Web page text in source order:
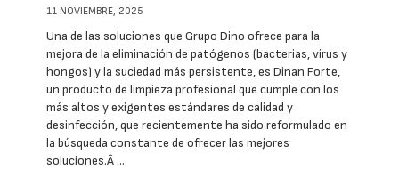
11 NOVIEMBRE, 2025
Una de las soluciones que Grupo Dino ofrece para la
mejora de la eliminación de patógenos (bacterias, virus y
hongos) y la suciedad más persistente, es Dinan Forte,
un producto de limpieza profesional que cumple con los
más altos y exigentes estándares de calidad y
desinfección, que recientemente ha sido reformulado en
la búsqueda constante de ofrecer las mejores
soluciones.Â …